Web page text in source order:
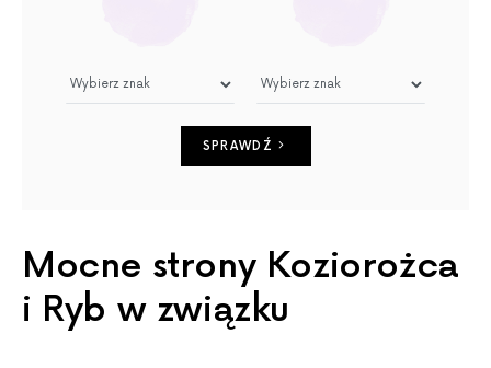
SPRAWDŹ
Mocne strony Koziorożca
i Ryb w związku